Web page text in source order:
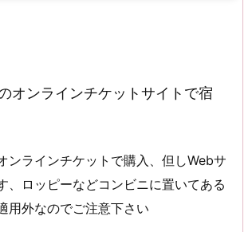
オンラインチケットサイトで宿
ンラインチケットで購入、但しWebサ
、ロッピーなどコンビニに置いてある
用外なのでご注意下さい